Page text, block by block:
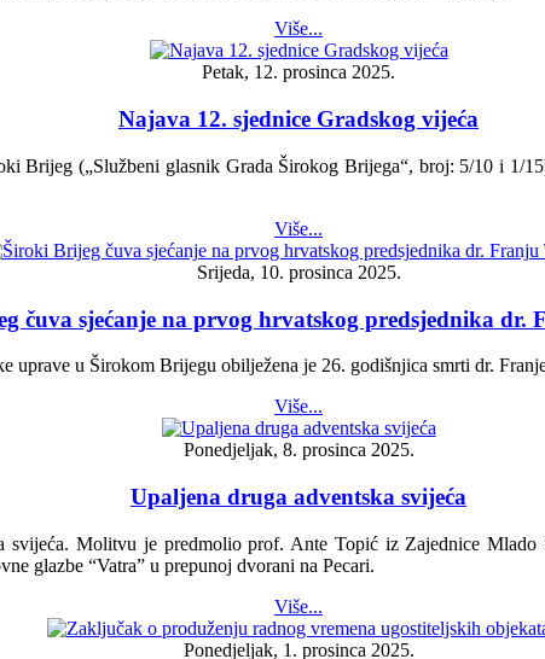
Više...
Petak, 12. prosinca 2025.
Najava 12. sjednice Gradskog vijeća
Brijeg („Službeni glasnik Grada Širokog Brijega“, broj: 5/10 i 1/
Više...
Srijeda, 10. prosinca 2025.
čuva sjećanje na prvog hrvatskog predsjednika dr.
uprave u Širokom Brijegu obilježena je 26. godišnjica smrti dr.
Više...
Ponedjeljak, 8. prosinca 2025.
Upaljena druga adventska svijeća
svijeća. Molitvu je predmolio prof. Ante Topić iz Zajednice
glazbe “Vatra” u prepunoj dvorani na Pecari.
Više...
Ponedjeljak, 1. prosinca 2025.